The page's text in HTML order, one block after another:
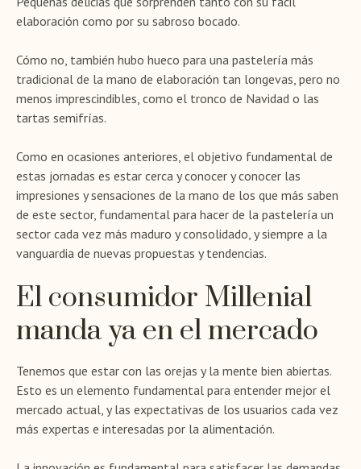
elaboración como por su sabroso bocado.
Cómo no, también hubo hueco para una pastelería más
tradicional de la mano de elaboración tan longevas, pero no
menos imprescindibles, como el tronco de Navidad o las
tartas semifrías.
Como en ocasiones anteriores, el objetivo fundamental de
estas jornadas es estar cerca y conocer y conocer las
impresiones y sensaciones de la mano de los que más saben
de este sector, fundamental para hacer de la pastelería un
sector cada vez más maduro y consolidado, y siempre a la
vanguardia de nuevas propuestas y tendencias.
El consumidor Millenial
manda ya en el mercado
Tenemos que estar con las orejas y la mente bien abiertas.
Esto es un elemento fundamental para entender mejor el
mercado actual, y las expectativas de los usuarios cada vez
más expertas e interesadas por la alimentación.